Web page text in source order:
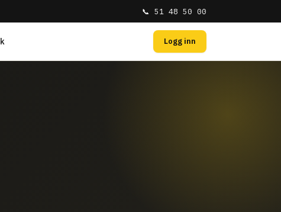
📞 51 48 50 00
Logg inn